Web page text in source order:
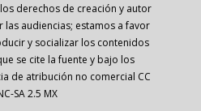
derechos de creación y autor
audiencias; estamos a favor
y socializar los contenidos
se cite la fuente y bajo los
de atribución no comercial CC
SA 2.5 MX